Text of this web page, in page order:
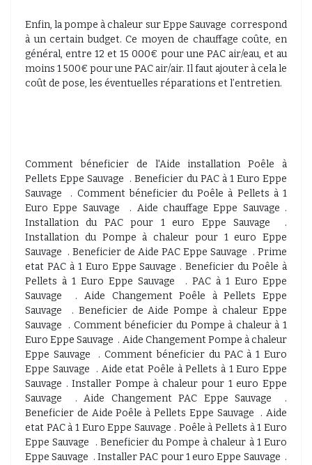
Enfin, la pompe à chaleur sur Eppe Sauvage correspond
à un certain budget. Ce moyen de chauffage coûte, en
général, entre 12 et 15 000€ pour une PAC air/eau, et au
moins 1 500€ pour une PAC air/air. Il faut ajouter à cela le
coût de pose, les éventuelles réparations et l’entretien.
Comment béneficier de l'Aide installation Poêle à
Pellets Eppe Sauvage . Beneficier du PAC à 1 Euro Eppe
Sauvage . Comment béneficier du Poêle à Pellets à 1
Euro Eppe Sauvage . Aide chauffage Eppe Sauvage .
Installation du PAC pour 1 euro Eppe Sauvage .
Installation du Pompe à chaleur pour 1 euro Eppe
Sauvage . Beneficier de Aide PAC Eppe Sauvage . Prime
etat PAC à 1 Euro Eppe Sauvage . Beneficier du Poêle à
Pellets à 1 Euro Eppe Sauvage . PAC à 1 Euro Eppe
Sauvage . Aide Changement Poêle à Pellets Eppe
Sauvage . Beneficier de Aide Pompe à chaleur Eppe
Sauvage . Comment béneficier du Pompe à chaleur à 1
Euro Eppe Sauvage . Aide Changement Pompe à chaleur
Eppe Sauvage . Comment béneficier du PAC à 1 Euro
Eppe Sauvage . Aide etat Poêle à Pellets à 1 Euro Eppe
Sauvage . Installer Pompe à chaleur pour 1 euro Eppe
Sauvage . Aide Changement PAC Eppe Sauvage .
Beneficier de Aide Poêle à Pellets Eppe Sauvage . Aide
etat PAC à 1 Euro Eppe Sauvage . Poêle à Pellets à 1 Euro
Eppe Sauvage . Beneficier du Pompe à chaleur à 1 Euro
Eppe Sauvage . Installer PAC pour 1 euro Eppe Sauvage .